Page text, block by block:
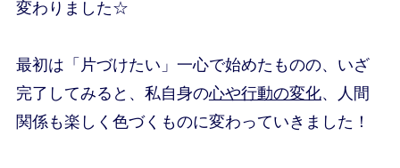
変わりました☆
最初は「片づけたい」一心で始めたものの、いざ
完了してみると、私自身の心や行動の変化、
人間
関係も楽しく色づくものに変わっていきました！